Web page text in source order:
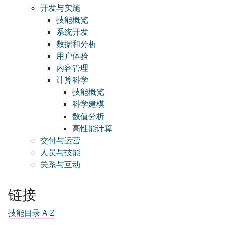
开发与实施
技能概览
系统开发
数据和分析
用户体验
内容管理
计算科学
技能概览
科学建模
数值分析
高性能计算
交付与运营
人员与技能
关系与互动
链接
技能目录 A-Z